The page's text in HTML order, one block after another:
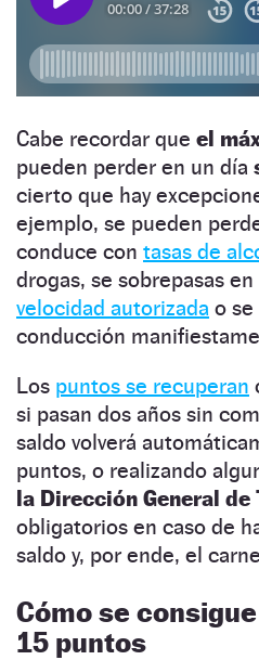
Cabe recordar que el
pueden perder en un día
cierto que hay
ejemplo, se pueden
conduce con tasas de
drogas, se sobrepasas
velocidad autorizada o se
conducción
Los puntos se recuperan
si pasan dos años sin
saldo volverá
puntos, o realizando
la Dirección General de
obligatorios en caso de
saldo y, por ende, el
Cómo se
15 puntos